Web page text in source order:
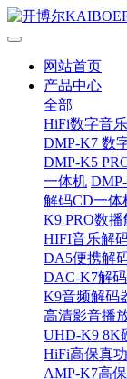
网站首页
产品中心
全部
HiFi数字音
DMP-K7 数
DMP-K5
一体机
解码CD一体
K9 PRO数
HIFI音乐解
DA5便携解
DAC-K7解
K9音频解码
高清影音播
UHD-K9 8K
HiFi高保真
AMP-K7高